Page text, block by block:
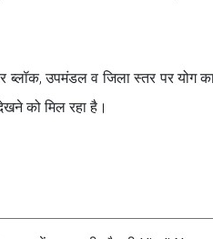
उपमंडल व जिला स्‍तर पर योग
को मिल रहा है।